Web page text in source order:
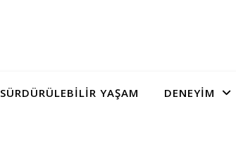
SÜRDÜRÜLEBILIR YAŞAM DENEYIM